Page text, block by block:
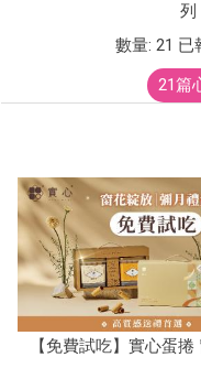
列
數量: 21 已
21篇
【免費試吃】實心蛋